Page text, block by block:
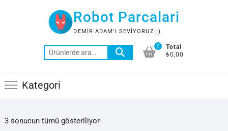
Robot Parcalari
DEMIR ADAM'I SEVIYORUZ :)
Ara:
0
Total
₺0,00
Kategori
3 sonucun tümü gösteriliyorEn